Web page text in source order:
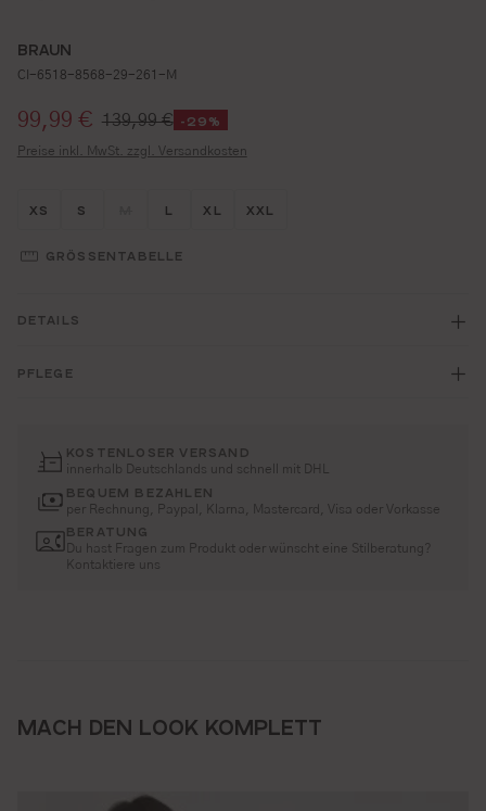
BRAUN
CI-6518-8568-29-261-M
Verkaufspreis:
99,99 € 139,99 € -29%
Preise inkl. MwSt. zzgl. Versandkosten
Größe wählen
XS Größe wählen
S Größe wählen
Größe wählen
L Größe wählen
XL Größe wählen
XXL
GRÖSSENTABELLE
DETAILS
PFLEGE
KOSTENLOSER VERSAND
innerhalb Deutschlands und schnell mit DHL
BEQUEM BEZAHLEN
per Rechnung, Paypal, Klarna, Mastercard, Visa oder Vorkasse
BERATUNG
Du hast Fragen zum Produkt oder wünscht eine Stilberatung?
Kontaktiere uns
MACH DEN LOOK KOMPLETT